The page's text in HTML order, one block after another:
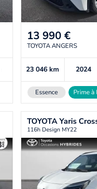
13 990 €
TOYOTA ANGERS
23 046km 2024
Essence Prime à
TOYOTAYaris
116h Design MY22